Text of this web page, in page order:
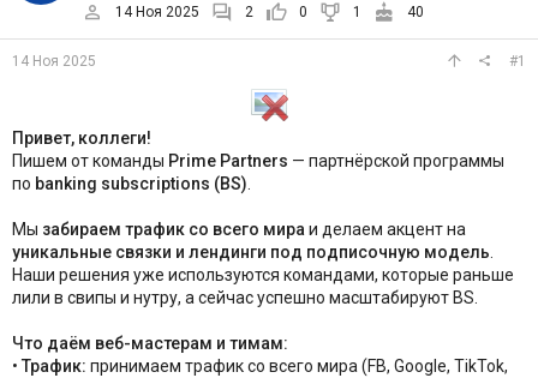
л
14 Ноя 2025 2 0 1 40
14 Ноя 2025 #1
Привет, коллеги!
Пишем от команды Prime Partners — партнёрской программы
по banking subscriptions (BS)
Мы забираем трафик со всего мира и делаем акцент на
уникальные связки и лендинги под подписочную модель
Наши решения уже используются командами, которые раньше
лили в свипы и нутру, а сейчас успешно масштабируют BS.
Что даём веб-мастерам и тимам:
• Трафик: принимаем трафик со всего мира (FB, Google, TikTok,